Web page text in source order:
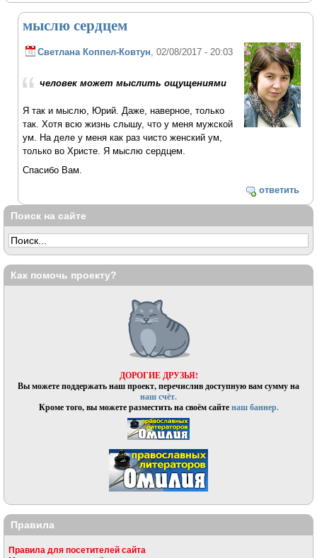
мыслю сердцем
Светлана Коппел-Ковтун , 02/08/2017 - 20:03
человек может мыслить ощущениями
Я так и мыслю, Юрий. Даже, наверное, только
так. Хотя всю жизнь слышу, что у меня мужской
ум. На деле у меня как раз чисто женский ум,
только во Христе. Я мыслю сердцем.
Спасибо Вам.
ответить
Поиск на сайте
Как помочь проекту?
ДОРОГИЕ ДРУЗЬЯ!
Вы можете поддержать наш проект, перечислив доступную вам сумму на
наш счёт.
Кроме того, вы можете разместить на своём сайтенаш баннер.
Правила
Правила для посетителей сайта